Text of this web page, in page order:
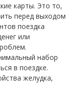
карты. Это то,
перед выходом
поездка
или
набор
в поездке.
желудка,